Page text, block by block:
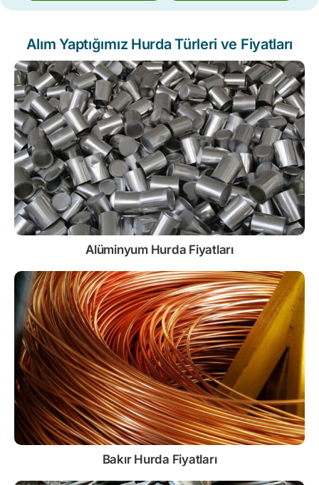
Alım Yaptığımız Hurda Türleri ve Fiyatları
Alüminyum Hurda Fiyatları
Bakır Hurda Fiyatları